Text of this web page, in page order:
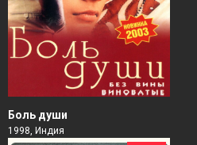
Боль души
1998, Индия